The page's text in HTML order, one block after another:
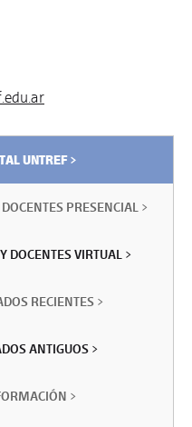
UNTREF >
PRESENCIAL >
DOCENTES VIRTUAL >
RECIENTES >
ANTIGUOS >
>